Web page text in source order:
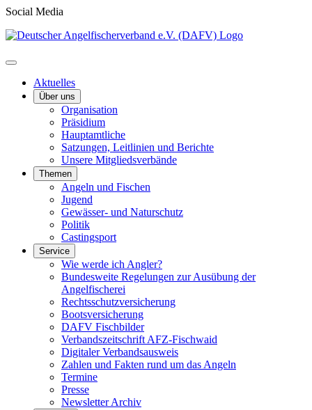
Social Media
Aktuelles
Über uns
Organisation
Präsidium
Hauptamtliche
Satzungen, Leitlinien und Berichte
Unsere Mitgliedsverbände
Themen
Angeln und Fischen
Jugend
Gewässer- und Naturschutz
Politik
Castingsport
Service
Wie werde ich Angler?
Bundesweite Regelungen zur Ausübung der
Angelfischerei
Rechtsschutzversicherung
Bootsversicherung
DAFV Fischbilder
Verbandszeitschrift AFZ-Fischwaid
Digitaler Verbandsausweis
Zahlen und Fakten rund um das Angeln
Termine
Presse
Newsletter Archiv